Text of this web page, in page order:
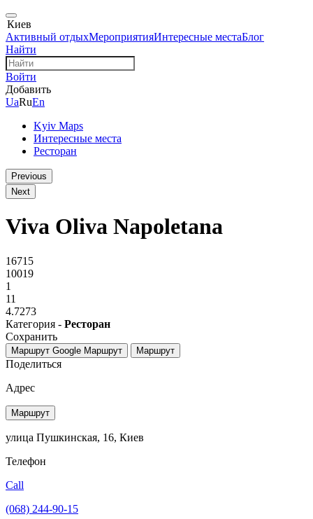
Киев
Активный отдыхМероприятияИнтересные местаБлог
Найти
Войти
Добавить
UaRuEn
Kyiv Maps
Интересные места
Ресторан
Previous
Next
Viva Oliva Napoletana
16715
10019
1
11
4.7273
Категория - Ресторан
Сохранить
Маршрут Google Маршрут Маршрут
Поделиться
Адрес
Маршрут
улица Пушкинская, 16, Киев
Телефон
Call
(068) 244-90-15